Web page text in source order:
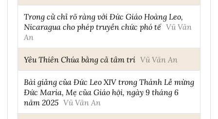
Trong cử chỉ rõ ràng với Đức Giáo Hoàng Leo,
Nicaragua cho phép truyền chức phó tế Vũ Văn
An
Yêu Thiên Chúa bằng cả tâm trí Vũ Văn An
Bài giảng của Đức Leo XIV trong Thánh Lễ mừng
Đức Maria, Mẹ của Giáo hội, ngày 9 tháng 6
năm 2025 Vũ Văn An